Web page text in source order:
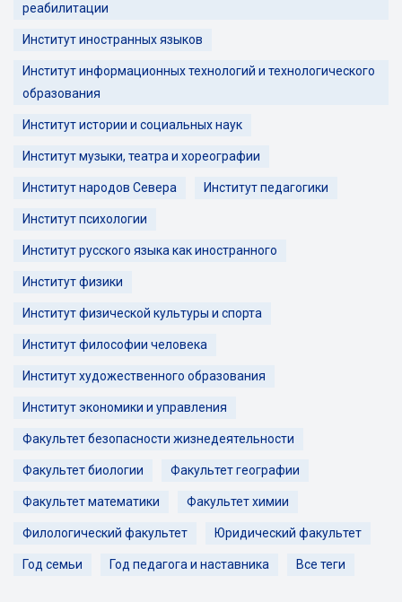
реабилитации
Институт иностранных языков
Институт информационных технологий и технологического
образования
Институт истории и социальных наук
Институт музыки, театра и хореографии
Институт народов Севера Институт педагогики
Институт психологии
Институт русского языка как иностранного
Институт физики
Институт физической культуры и спорта
Институт философии человека
Институт художественного образования
Институт экономики и управления
Факультет безопасности жизнедеятельности
Факультет биологии Факультет географии
Факультет математики Факультет химии
Филологический факультет Юридический факультет
Год семьи Год педагога и наставника Все теги